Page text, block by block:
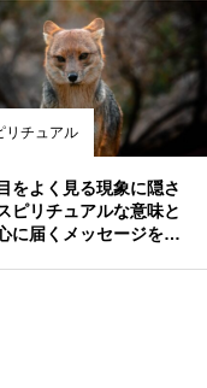
リチュアル
をよく見る現象に隠さ
ピリチュアルな意味と
に届くメッセージを読